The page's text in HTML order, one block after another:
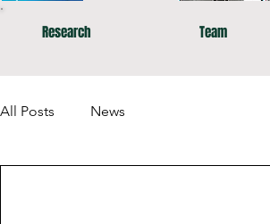
Research Team
All Posts News